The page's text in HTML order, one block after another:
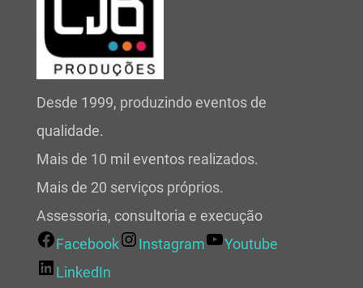
Desde 1999, produzindo eventos de
qualidade.
Mais de 10 mil eventos realizados.
Mais de 20 serviços próprios.
Assessoria, consultoria e execução
Facebook
Instagram
Youtube
LinkedIn